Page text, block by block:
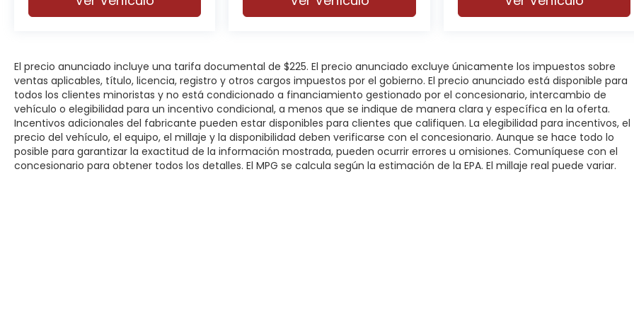
El precio anunciado incluye una tarifa documental de $225. El precio anunciado excluye únicamente los impuestos sobre
ventas aplicables, título, licencia, registro y otros cargos impuestos por el gobierno. El precio anunciado está disponible para
todos los clientes minoristas y no está condicionado a financiamiento gestionado por el concesionario, intercambio de
vehículo o elegibilidad para un incentivo condicional, a menos que se indique de manera clara y específica en la oferta.
Incentivos adicionales del fabricante pueden estar disponibles para clientes que califiquen. La elegibilidad para incentivos, el
precio del vehículo, el equipo, el millaje y la disponibilidad deben verificarse con el concesionario. Aunque se hace todo lo
posible para garantizar la exactitud de la información mostrada, pueden ocurrir errores u omisiones. Comuníquese con el
concesionario para obtener todos los detalles. El MPG se calcula según la estimación de la EPA. El millaje real puede variar.